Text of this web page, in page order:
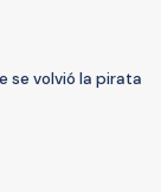
se volvió la pirata